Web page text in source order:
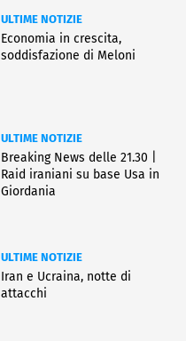
ULTIME NOTIZIE
Economia in crescita,
soddisfazione di Meloni
ULTIME NOTIZIE
Breaking News delle 21.30 |
Raid iraniani su base Usa in
Giordania
ULTIME NOTIZIE
Iran e Ucraina, notte di
attacchi